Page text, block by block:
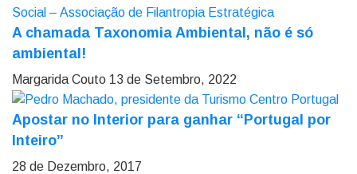
A chamada Taxonomia Ambiental, não é só
ambiental!
Margarida Couto 13 de Setembro, 2022
Apostar no Interior para ganhar “Portugal por
Inteiro”
28 de Dezembro, 2017